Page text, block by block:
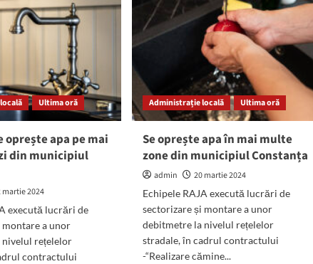
Ultima oră
oprește apa pe mai
din municipiul
martie 2024
execută lucrări de
a unor
rețelelor
contractului
Administrație locală Ultima oră
Se oprește apa în mai multe
zone din municipiul Constanța
admin
20 martie 2024
Echipele RAJA execută lucrări de
sectorizare și montare a unor
debitmetre la nivelul rețelelor
stradale, în cadrul contractului
-“Realizare cămine...